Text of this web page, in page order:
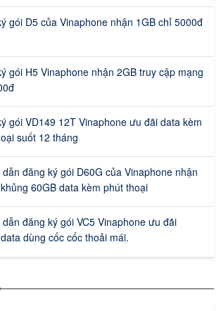
gói D5 của Vinaphone nhận 1GB chỉ 5000đ
gói H5 Vinaphone nhận 2GB truy cập mạng
gói VD149 12T Vinaphone ưu đãi data kèm
suốt 12 tháng
đăng ký gói D60G của Vinaphone nhận
60GB data kèm phút thoại
đăng ký gói VC5 Vinaphone ưu đãi
dùng cốc cốc thoải mái.